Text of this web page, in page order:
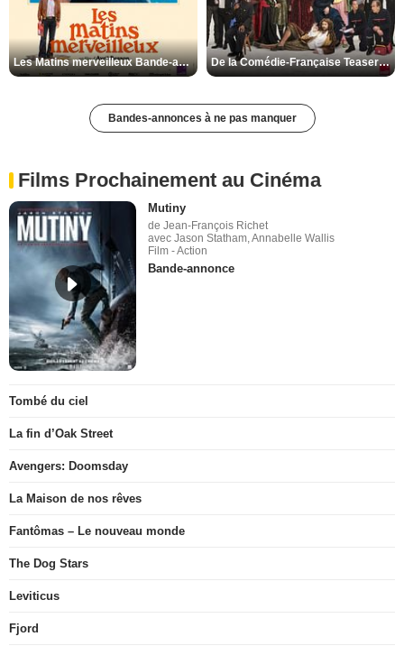
Les Matins merveilleux Bande-annonce VF De la Comédie-Française Teaser VF
Bandes-annonces à ne pas manquer
Films Prochainement au Cinéma
Mutiny
de Jean-François Richet
avec Jason Statham, Annabelle Wallis
Film - Action
Bande-annonce
Tombé du ciel
La fin d’Oak Street
Avengers: Doomsday
La Maison de nos rêves
Fantômas – Le nouveau monde
The Dog Stars
Leviticus
Fjord